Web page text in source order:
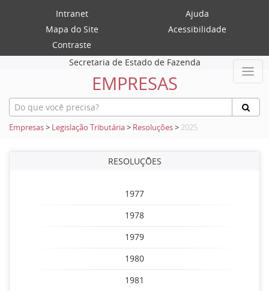
Intranet
Ajuda
Mapa do Site
Acessibilidade
Contraste
Secretaria de Estado de Fazenda
EMPRESAS
Empresas> Legislação Tributária> Resoluções> 2025
RESOLUÇÕES
1977
1978
1979
1980
1981